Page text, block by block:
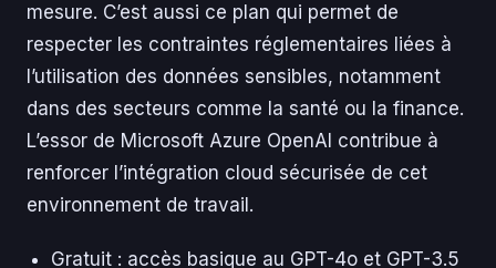
mesure. C’est aussi ce plan qui permet de
respecter les contraintes réglementaires liées à
l’utilisation des données sensibles, notamment
dans des secteurs comme la santé ou la finance.
L’essor de Microsoft Azure OpenAI contribue à
renforcer l’intégration cloud sécurisée de cet
environnement de travail.
Gratuit : accès basique au GPT-4o et GPT-3.5